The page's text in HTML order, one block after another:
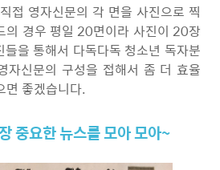
접 영자신문의 각 면을 사진으로 찍
의 경우 평일 20면이라 사진이 20장
을 통해서 다독다독 청소년 독자분
자신문의 구성을 접해서 좀 더 효율
면 좋겠습니다.
중요한 뉴스를 모아 모아~